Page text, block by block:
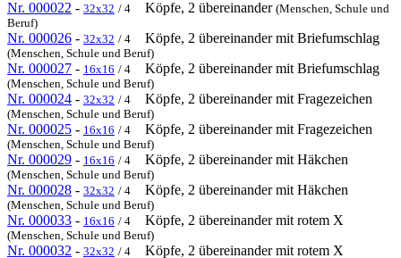
Nr. 000022 - 32x32 / 4 Köpfe, 2 übereinander (Menschen, Schule und
Beruf)
Nr. 000026 - 32x32 / 4 Köpfe, 2 übereinander mit Briefumschlag
(Menschen, Schule und Beruf)
Nr. 000027 - 16x16 / 4 Köpfe, 2 übereinander mit Briefumschlag
(Menschen, Schule und Beruf)
Nr. 000024 - 32x32 / 4 Köpfe, 2 übereinander mit Fragezeichen
(Menschen, Schule und Beruf)
Nr. 000025 - 16x16 / 4 Köpfe, 2 übereinander mit Fragezeichen
(Menschen, Schule und Beruf)
Nr. 000029 - 16x16 / 4 Köpfe, 2 übereinander mit Häkchen
(Menschen, Schule und Beruf)
Nr. 000028 - 32x32 / 4 Köpfe, 2 übereinander mit Häkchen
(Menschen, Schule und Beruf)
Nr. 000033 - 16x16 / 4 Köpfe, 2 übereinander mit rotem X
(Menschen, Schule und Beruf)
Nr. 000032 - 32x32 / 4 Köpfe, 2 übereinander mit rotem X